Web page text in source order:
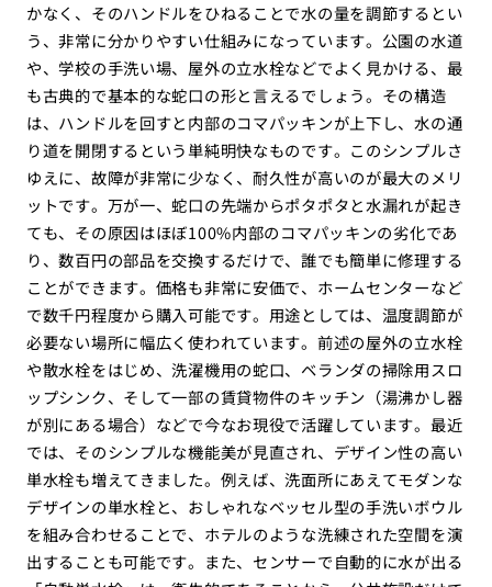
かなく、そのハンドルをひねることで水の量を調節するとい
う、非常に分かりやすい仕組みになっています。公園の水道
や、学校の手洗い場、屋外の立水栓などでよく見かける、最
も古典的で基本的な蛇口の形と言えるでしょう。その構造
は、ハンドルを回すと内部のコマパッキンが上下し、水の通
り道を開閉するという単純明快なものです。このシンプルさ
ゆえに、故障が非常に少なく、耐久性が高いのが最大のメリ
ットです。万が一、蛇口の先端からポタポタと水漏れが起き
ても、その原因はほぼ100%内部のコマパッキンの劣化であ
り、数百円の部品を交換するだけで、誰でも簡単に修理する
ことができます。価格も非常に安価で、ホームセンターなど
で数千円程度から購入可能です。用途としては、温度調節が
必要ない場所に幅広く使われています。前述の屋外の立水栓
や散水栓をはじめ、洗濯機用の蛇口、ベランダの掃除用スロ
ップシンク、そして一部の賃貸物件のキッチン（湯沸かし器
が別にある場合）などで今なお現役で活躍しています。最近
では、そのシンプルな機能美が見直され、デザイン性の高い
単水栓も増えてきました。例えば、洗面所にあえてモダンな
デザインの単水栓と、おしゃれなベッセル型の手洗いボウル
を組み合わせることで、ホテルのような洗練された空間を演
出することも可能です。また、センサーで自動的に水が出る